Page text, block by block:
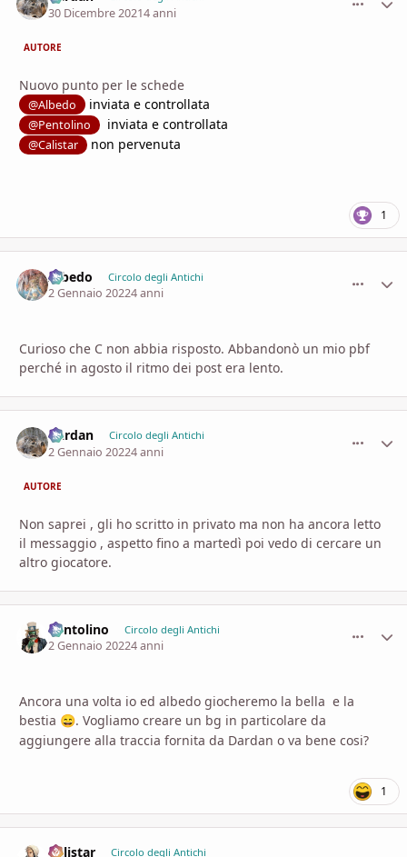
30 Dicembre 20214 anni
AUTORE
Nuovo punto per le schede
@Albedo inviata e controllata
@Pentolino inviata e controllata
@Calistar non pervenuta
1
Albedo Circolo degli Antichi
2 Gennaio 20224 anni
Curioso che C non abbia risposto. Abbandonò un mio pbf
perché in agosto il ritmo dei post era lento.
Dardan Circolo degli Antichi
2 Gennaio 20224 anni
AUTORE
Non saprei , gli ho scritto in privato ma non ha ancora letto
il messaggio , aspetto fino a martedì poi vedo di cercare un
altro giocatore.
Pentolino Circolo degli Antichi
2 Gennaio 20224 anni
Ancora una volta io ed albedo giocheremo la bella e la
bestia 😄. Vogliamo creare un bg in particolare da
aggiungere alla traccia fornita da Dardan o va bene cosi?
1
Calistar Circolo degli Antichi